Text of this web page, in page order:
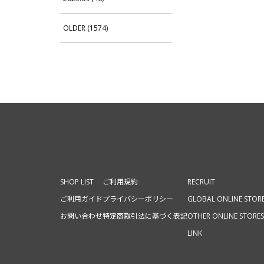
OLDER (1574)
SHOP LIST
ご利用ガイド
お問い合わせ
ご利用規約
プライバシーポリシー
特定商取引法に基づく表記
RECRUIT
GLOBAL ONLINE
OTHER ONLINE STORES
LINK